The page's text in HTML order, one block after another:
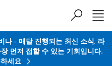
- 매달 진행되는 최신 소식, 라
먼저 접할 수 있는 기회입니다.
세요